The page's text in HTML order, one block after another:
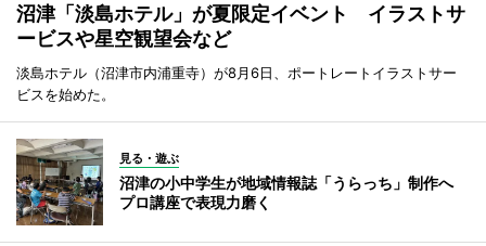
沼津「淡島ホテル」が夏限定イベント イラストサ
ービスや星空観望会など
淡島ホテル（沼津市内浦重寺）が8月6日、ポートレートイラストサー
ビスを始めた。
見る・遊ぶ
沼津の小中学生が地域情報誌「うらっち」制作へ
プロ講座で表現力磨く